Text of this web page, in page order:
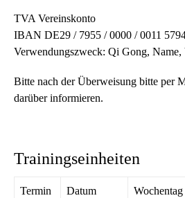
TVA Vereinskonto
IBAN DE29 / 7955 / 0000 / 0011
Verwendungszweck: Qi Gong, Name,
Bitte nach der Überweisung bitte per
darüber informieren.
Trainingseinheiten
Termin Datum Wochentag